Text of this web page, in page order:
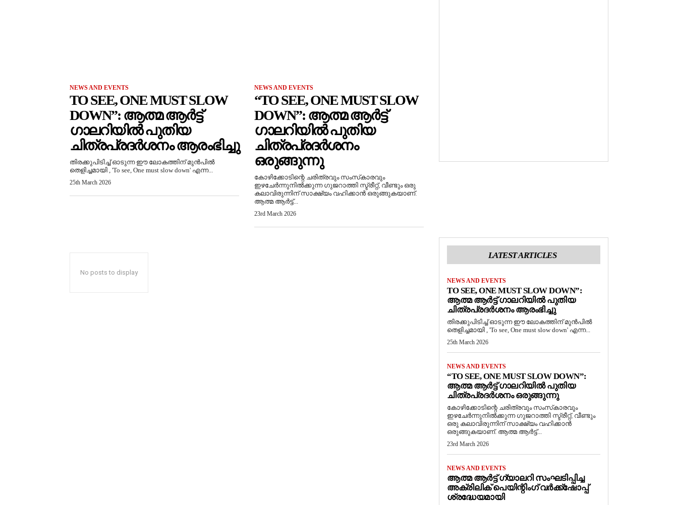
NEWS AND EVENTS
TO SEE, ONE MUST SLOW
DOWN”: ആത്മ ആർട്ട്
ഗാലറിയിൽ പുതിയ
ചിത്രപ്രദർശനം ആരംഭിച്ചു
തിരക്കുപിടിച്ച് ഓടുന്ന ഈ ലോകത്തിന് മുൻപിൽ
തെളിച്ചമായി , 'To see, One must slow down' എന്ന...
25th March 2026
NEWS AND EVENTS
“TO SEE, ONE MUST SLOW
DOWN”: ആത്മ ആർട്ട്
ഗാലറിയിൽ പുതിയ
ചിത്രപ്രദർശനം
ഒരുങ്ങുന്നു
കോഴിക്കോടിന്റെ ചരിത്രവും സംസ്‌കാരവും
ഇഴചേർന്നുനിൽക്കുന്ന ഗുജറാത്തി സ്ട്രീറ്റ്, വീണ്ടും ഒരു
കലാവിരുന്നിന് സാക്ഷ്യം വഹിക്കാൻ ഒരുങ്ങുകയാണ്.
ആത്മ ആർട്ട്...
23rd March 2026
No posts to display
LATEST ARTICLES
NEWS AND EVENTS
TO SEE, ONE MUST SLOW DOWN”:
ആത്മ ആർട്ട് ഗാലറിയിൽ പുതിയ
ചിത്രപ്രദർശനം ആരംഭിച്ചു
തിരക്കുപിടിച്ച് ഓടുന്ന ഈ ലോകത്തിന് മുൻപിൽ
തെളിച്ചമായി , 'To see, One must slow down' എന്ന...
25th March 2026
NEWS AND EVENTS
“TO SEE, ONE MUST SLOW DOWN”:
ആത്മ ആർട്ട് ഗാലറിയിൽ പുതിയ
ചിത്രപ്രദർശനം ഒരുങ്ങുന്നു
കോഴിക്കോടിന്റെ ചരിത്രവും സംസ്‌കാരവും
ഇഴചേർന്നുനിൽക്കുന്ന ഗുജറാത്തി സ്ട്രീറ്റ്, വീണ്ടും
ഒരു കലാവിരുന്നിന് സാക്ഷ്യം വഹിക്കാൻ
ഒരുങ്ങുകയാണ്. ആത്മ ആർട്ട്...
23rd March 2026
NEWS AND EVENTS
ആത്മ ആർട്ട് ഗ്യാലറി സംഘടിപ്പിച്ച
അക്രിലിക് പെയിന്റിംഗ് വർക്ക്‌ഷോപ്പ്
ശ്രദ്ധേയമായി